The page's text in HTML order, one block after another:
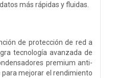
más rápidas y fluidas.
de protección de red a
tecnología avanzada de
premium anti-
para mejorar el rendimiento